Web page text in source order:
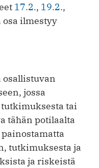
17.2., 19.2.,
osa ilmestyy
osallistuvan
jossa
tai
­tähän potilaalta
tutkimuksesta ja
ja riskeistä